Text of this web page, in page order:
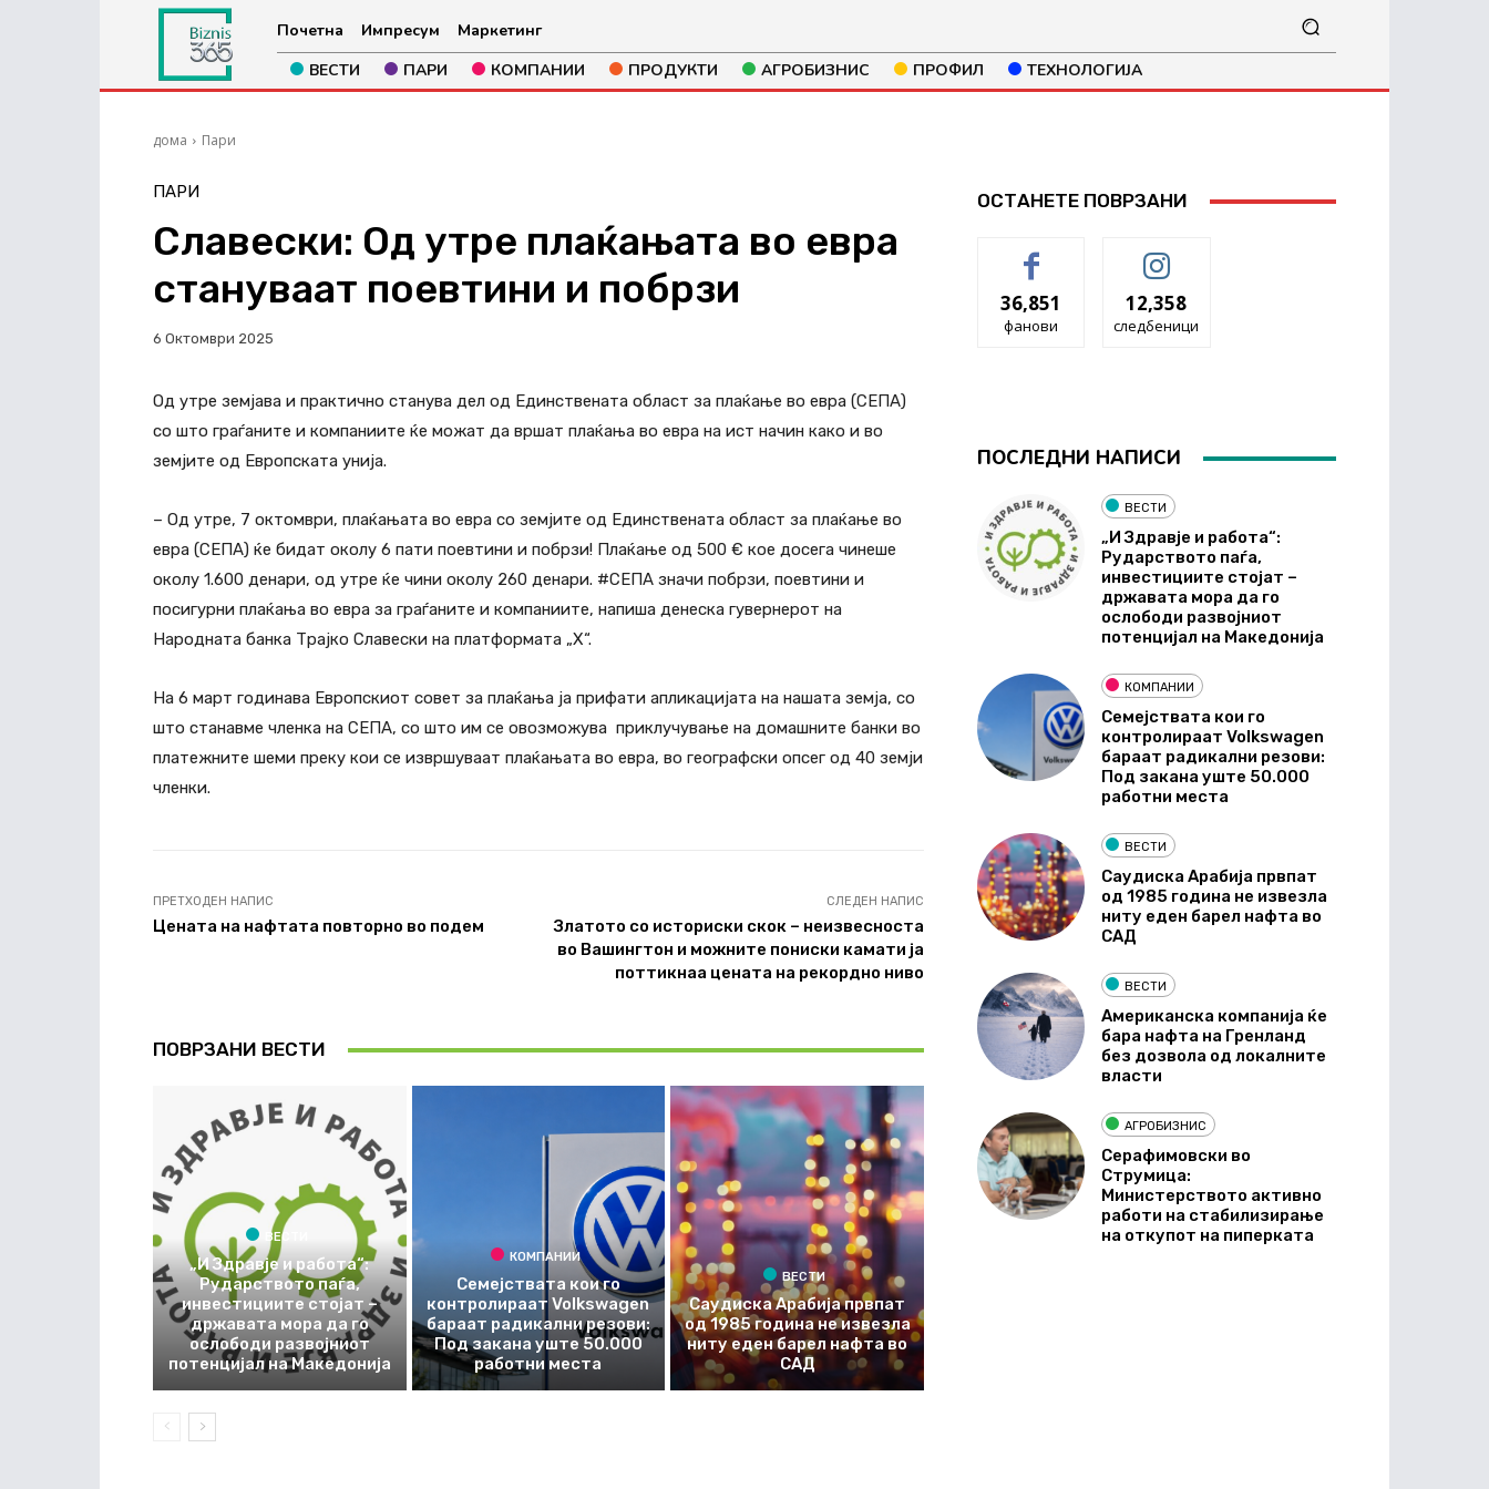
Почетна Импресум
Маркетинг
ВЕСТИ
ПАРИ КОМПАНИИ ПРОДУКТИ АГРОБИЗНИС ПРОФИЛ ТЕХНОЛОГИЈА
дома Пари
ПАРИ
Славески: Од утре плаќањата во евра
стануваат поевтини и побрзи
6 Октомври 2025
Од утре земјава и практично станува дел од Единствената област за плаќање во евра (СЕПА)
со што граѓаните и компаниите ќе можат да вршат плаќања во евра на ист начин како и во
земјите од Европската унија.
– Од утре, 7 октомври, плаќањата во евра со земјите од Единствената област за плаќање во
евра (СЕПА) ќе бидат околу 6 пати поевтини и побрзи! Плаќање од 500 € кое досега чинеше
околу 1.600 денари, од утре ќе чини околу 260 денари. #СЕПА значи побрзи, поевтини и
посигурни плаќања во евра за граѓаните и компаниите, напиша денеска гувернерот на
Народната банка Трајко Славески на платформата „Х“.
На 6 март годинава Европскиот совет за плаќања ја прифати апликацијата на нашата земја, со
што станавме членка на СЕПА, со што им се овозможува приклучување на домашните банки во
платежните шеми преку кои се извршуваат плаќањата во евра, во географски опсег од 40 земји
членки.
ПРЕТХОДЕН НАПИС
Цената на нафтата повторно во подем
СЛЕДЕН НАПИС
Златото со историски скок – неизвесноста
во Вашингтон и можните пониски камати ја
поттикнаа цената на рекордно ниво
ПОВРЗАНИ ВЕСТИ
ВЕСТИ
„И Здравје и работа“:
Рударството паѓа,
инвестициите стојат –
државата мора да го
ослободи развојниот
потенцијал на Македонија
КОМПАНИИ
Семејствата кои го
контролираат Volkswagen
бараат радикални резови:
Под закана уште 50.000
работни места
ВЕСТИ
Саудиска Арабија првпат
од 1985 година не извезла
ниту еден барел нафта во
САД
ОСТАНЕТЕ ПОВРЗАНИ
36,851
фанови
12,358
следбеници
ПОСЛЕДНИ НАПИСИ
ВЕСТИ
„И Здравје и работа“:
Рударството паѓа,
инвестициите стојат –
државата мора да го
ослободи развојниот
потенцијал на Македонија
КОМПАНИИ
Семејствата кои го
контролираат Volkswagen
бараат радикални резови:
Под закана уште 50.000
работни места
ВЕСТИ
Саудиска Арабија првпат
од 1985 година не извезла
ниту еден барел нафта во
САД
ВЕСТИ
Американска компанија ќе
бара нафта на Гренланд
без дозвола од локалните
власти
АГРОБИЗНИС
Серафимовски во
Струмица:
Министерството активно
работи на стабилизирање
на откупот на пиперката